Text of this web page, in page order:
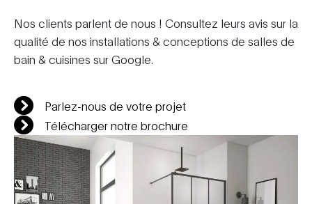
Nos clients parlent de nous ! Consultez leurs avis sur la
qualité de nos installations & conceptions de salles de
bain & cuisines sur Google.
Parlez-nous de votre projet
Télécharger notre brochure